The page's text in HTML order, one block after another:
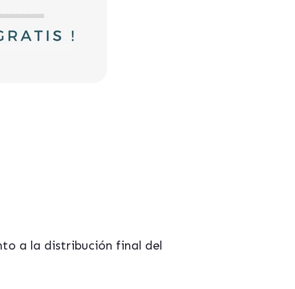
a la distribución final del